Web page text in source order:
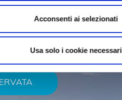
Acconsenti ai selezionati
Usa solo i cookie necessari